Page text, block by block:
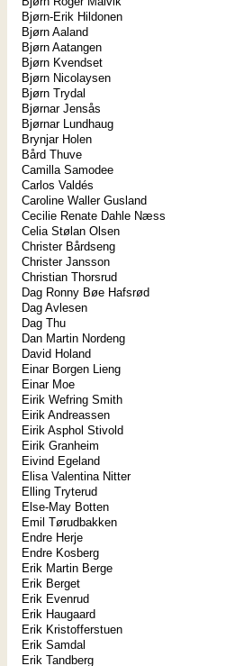
Bjørn-Erik Hildonen
Bjørn Aaland
Bjørn Aatangen
Bjørn Kvendset
Bjørn Nicolaysen
Bjørn Trydal
Bjørnar Jensås
Bjørnar Lundhaug
Brynjar Holen
Bård Thuve
Camilla Samodee
Carlos Valdés
Caroline Waller Gusland
Cecilie Renate Dahle Næss
Celia Stølan Olsen
Christer Bårdseng
Christer Jansson
Christian Thorsrud
Dag Ronny Bøe Hafsrød
Dag Avlesen
Dag Thu
Dan Martin Nordeng
David Holand
Einar Borgen Lieng
Einar Moe
Eirik Wefring Smith
Eirik Andreassen
Eirik Asphol Stivold
Eirik Granheim
Eivind Egeland
Elisa Valentina Nitter
Elling Tryterud
Else-May Botten
Emil Tørudbakken
Endre Herje
Endre Kosberg
Erik Martin Berge
Erik Berget
Erik Evenrud
Erik Haugaard
Erik Kristofferstuen
Erik Samdal
Erik Tandberg